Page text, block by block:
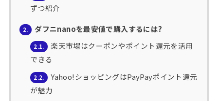
ずつ紹介
2. ダフニnanoを最安値で購入するには?
2.1.
楽天市場はクーポンやポイント還元を活用
できる
2.2.
Yahoo!ショッピングはPayPayポイント還元
が魅力